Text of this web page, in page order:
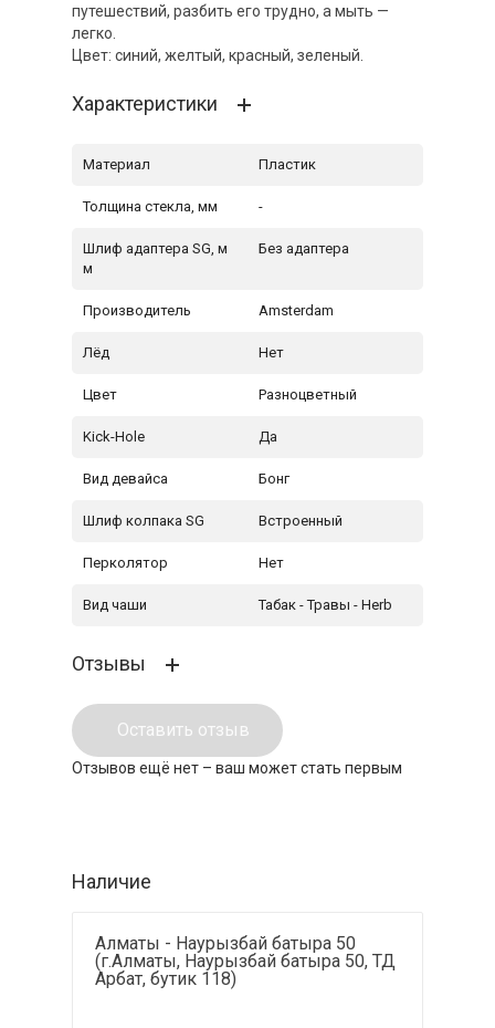
путешествий, разбить его трудно, а мыть —
легко.
Цвет: синий, желтый, красный, зеленый.
Характеристики
Материал Пластик
Толщина стекла, мм -
Шлиф адаптера SG, м
м
Без адаптера
Производитель Amsterdam
Лёд Нет
Цвет Разноцветный
Kick-Hole Да
Вид девайса Бонг
Шлиф колпака SG Встроенный
Перколятор Нет
Вид чаши Табак - Травы - Herb
Отзывы
Оставить отзыв
Отзывов ещё нет – ваш может стать первым
Наличие
Алматы - Наурызбай батыра 50
(г.Алматы, Наурызбай батыра 50, ТД
Арбат, бутик 118)